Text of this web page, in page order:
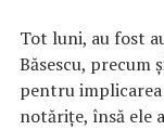
Tot luni, au fost
Băsescu, precum
pentru
notărițe, însă ele